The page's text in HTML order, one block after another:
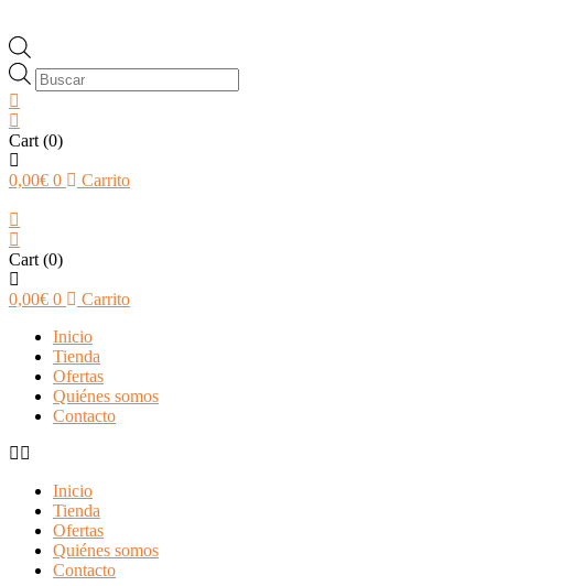
Búsqueda
de
Cart (0)
0,00€ 0 Carrito
Cart (0)
0,00€ 0
Carrito
Inicio
Tienda
Ofertas
Quiénes somos
Contacto
Inicio
Tienda
Ofertas
Quiénes somos
Contacto